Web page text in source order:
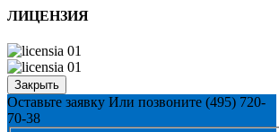
ЛИЦЕНЗИЯ
Закрыть
Оставьте заявку Или позвоните (495) 720-
70-38